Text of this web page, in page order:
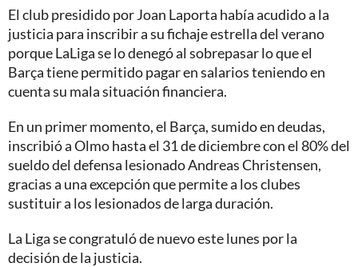
El club presidido por Joan Laporta había acudido a la
justicia para inscribir a su fichaje estrella del verano
porque LaLiga se lo denegó al sobrepasar lo que el
Barça tiene permitido pagar en salarios teniendo en
cuenta su mala situación financiera.
En un primer momento, el Barça, sumido en deudas,
inscribió a Olmo hasta el 31 de diciembre con el 80% del
sueldo del defensa lesionado Andreas Christensen,
gracias a una excepción que permite a los clubes
sustituir a los lesionados de larga duración.
La Liga se congratuló de nuevo este lunes por la
decisión de la justicia.